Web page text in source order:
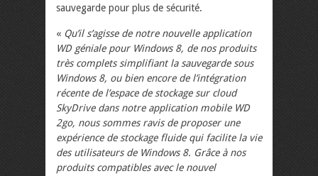
sauvegarde pour plus de sécurité.
« Qu’il s’agisse de notre nouvelle application
WD géniale pour Windows 8, de nos produits
très complets simplifiant la sauvegarde sous
Windows 8, ou bien encore de l’intégration
récente de l’espace de stockage sur cloud
SkyDrive dans notre application mobile WD
2go, nous sommes ravis de proposer une
expérience de stockage fluide qui facilite la vie
des utilisateurs de Windows 8. Grâce à nos
produits compatibles avec le nouvel